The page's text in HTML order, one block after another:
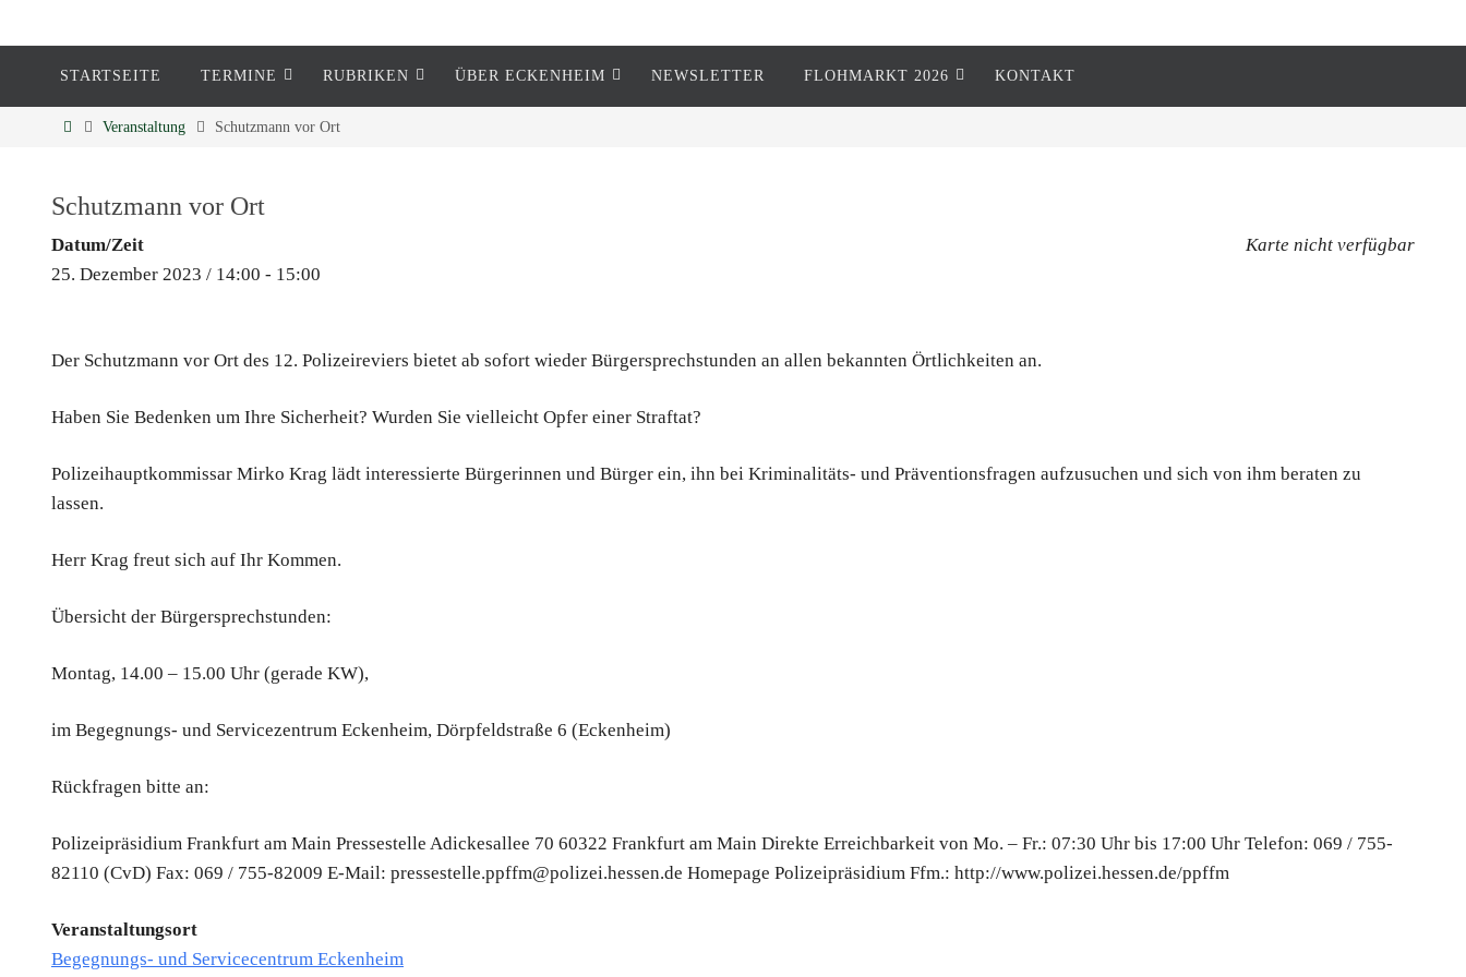
Eckenheim
STARTSEITE TERMINE RUBRIKEN ÜBER ECKENHEIM NEWSLETTER FLOHMARKT 2026 KONTAKT
Veranstaltung Schutzmann vor Ort
Schutzmann vor Ort
Karte nicht verfügbar
Datum/Zeit
25. Dezember 2023 / 14:00 - 15:00
Der Schutzmann vor Ort des 12. Polizeireviers bietet ab sofort wieder Bürgersprechstunden an allen bekannten Örtlichkeiten an.
Haben Sie Bedenken um Ihre Sicherheit? Wurden Sie vielleicht Opfer einer Straftat?
Polizeihauptkommissar Mirko Krag lädt interessierte Bürgerinnen und Bürger ein, ihn bei Kriminalitäts- und Präventionsfragen aufzusuchen und sich von ihm beraten zu
lassen.
Herr Krag freut sich auf Ihr Kommen.
Übersicht der Bürgersprechstunden:
Montag, 14.00 – 15.00 Uhr (gerade KW),
im Begegnungs- und Servicezentrum Eckenheim, Dörpfeldstraße 6 (Eckenheim)
Rückfragen bitte an:
Polizeipräsidium Frankfurt am Main Pressestelle Adickesallee 70 60322 Frankfurt am Main Direkte Erreichbarkeit von Mo. – Fr.: 07:30 Uhr bis 17:00 Uhr Telefon: 069 / 755-
82110 (CvD) Fax: 069 / 755-82009 E-Mail: pressestelle.ppffm@polizei.hessen.de Homepage Polizeipräsidium Ffm.: http://www.polizei.hessen.de/ppffm
Veranstaltungsort
Begegnungs- und Servicecentrum Eckenheim